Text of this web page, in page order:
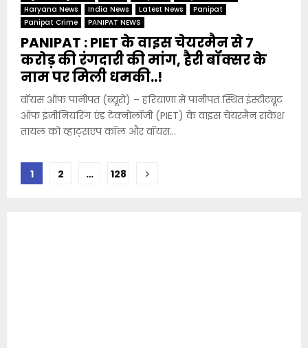
Haryana News
India News Latest News
Panipat
Panipat Crime
PANIPAT NEWS
PANIPAT : PIET के वाइस चेयरमैन से 7
करोड़ की रंगदारी की मांग, हैरी बॉक्सर के
नाम पर मिली धमकी..!
वॉयस ऑफ पानीपत (ब्यूरो) – हरियाणा में पानीपत स्थित इंस्टीट्यूट
ऑफ इंजीनियरिंग एंड टेक्नोलॉजी (PIET) के वाइस चेयरमैन राकेश
तायल को व्हाट्सएप कॉल और वॉयस...
Posts
1 2 … 128